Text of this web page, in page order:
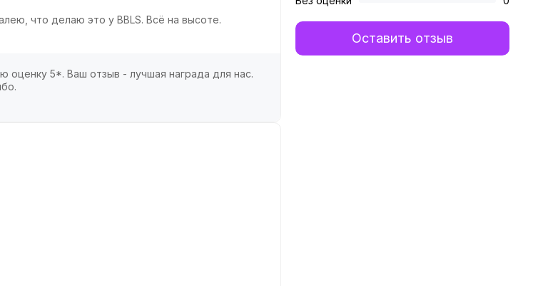
что делаю это у BBLS. Всё на высоте.
оценку 5*. Ваш отзыв - лучшая награда для нас.
Оставить отзыв